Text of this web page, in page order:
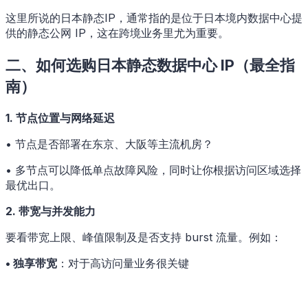
这里所说的日本静态IP，通常指的是位于日本境内数据中心提
供的静态公网 IP，这在跨境业务里尤为重要。
二、如何选购日本静态数据中心 IP（最全指
南）
1. 节点位置与网络延迟
• 节点是否部署在东京、大阪等主流机房？
• 多节点可以降低单点故障风险，同时让你根据访问区域选择
最优出口。
2. 带宽与并发能力
要看带宽上限、峰值限制及是否支持 burst 流量。例如：
• 独享带宽 ：对于高访问量业务很关键